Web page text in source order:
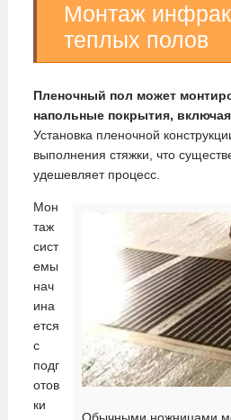
Монтаж
теплых полов
Пленочный пол может
напольные покрытия,
Установка пленочной
выполнения стяжки, что
удешевляет процесс.
Мон
таж
сист
емы
нач
ина
ется
с
подг
отов
ки